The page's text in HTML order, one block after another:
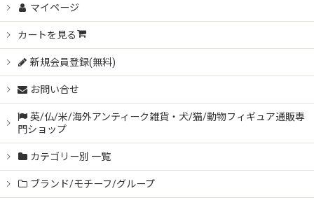
マイページ
カートを見る
新規会員登録(無料)
お問い合せ
英/仏/米/海外アンティーク雑貨・犬/猫/動物フィギュア通販専
門ショップ
カテゴリー別 一覧
ブランド/モチーフ/グループ